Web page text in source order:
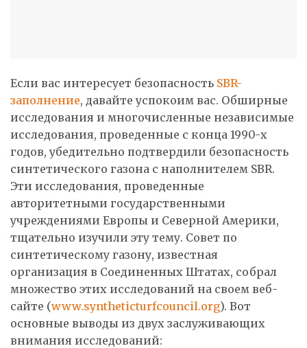
Если вас интересует безопасность SBR-
заполнение, давайте успокоим вас. Обширные
исследования и многочисленные независимые
исследования, проведенные с конца 1990-х
годов, убедительно подтвердили безопасность
синтетического газона с наполнителем SBR.
Эти исследования, проведенные
авторитетными государственными
учреждениями Европы и Северной Америки,
тщательно изучили эту тему. Совет по
синтетическому газону, известная
организация в Соединенных Штатах, собрал
множество этих исследований на своем веб-
сайте (www.syntheticturfcouncil.org). Вот
основные выводы из двух заслуживающих
внимания исследований: